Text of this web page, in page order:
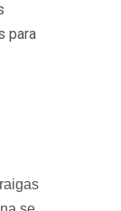
para